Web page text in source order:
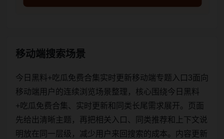
移动端搜索场景
今日黑料+吃瓜免费合集实时更新移动端专题入口3面向
移动端用户的连续浏览场景整理，核心围绕今日黑料
+吃瓜免费合集、实时更新和同类长尾需求展开。页面
先给出清晰主题，再把相关入口、同类推荐和上下文说
明放在同一层级，减少用户来回搜索的成本。内容更新